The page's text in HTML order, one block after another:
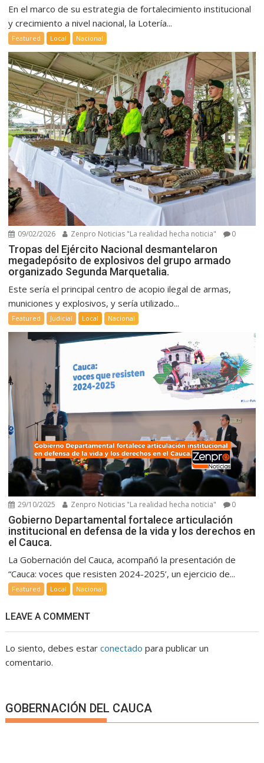
En el marco de su estrategia de fortalecimiento institucional
y crecimiento a nivel nacional, la Lotería...
Featured Local Nacional
09/02/2026 Zenpro Noticias "La realidad hecha noticia" 0
Tropas del Ejército Nacional desmantelaron
megadepósito de explosivos del grupo armado
organizado Segunda Marquetalia.
Este sería el principal centro de acopio ilegal de armas,
municiones y explosivos, y sería utilizado...
Featured Judicial Local Nacional
29/10/2025 Zenpro Noticias "La realidad hecha noticia" 0
Gobierno Departamental fortalece articulación
institucional en defensa de la vida y los derechos en
el Cauca.
La Gobernación del Cauca, acompañó la presentación de
“Cauca: voces que resisten 2024-2025’, un ejercicio de...
Featured Local Nacional
LEAVE A COMMENT
Lo siento, debes estarconectado para publicar un
comentario.
GOBERNACIÓN DEL CAUCA